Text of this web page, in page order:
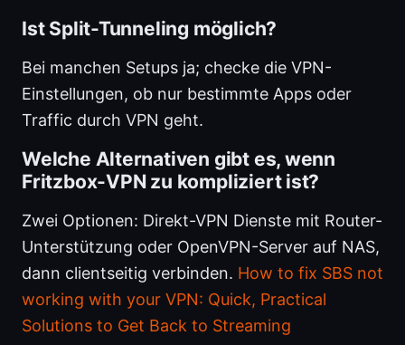
Ist Split-Tunneling möglich?
Bei manchen Setups ja; checke die VPN-
Einstellungen, ob nur bestimmte Apps oder
Traffic durch VPN geht.
Welche Alternativen gibt es, wenn
Fritzbox-VPN zu kompliziert ist?
Zwei Optionen: Direkt-VPN Dienste mit Router-
Unterstützung oder OpenVPN-Server auf NAS,
dann clientseitig verbinden. How to fix SBS not
working with your VPN: Quick, Practical
Solutions to Get Back to Streaming